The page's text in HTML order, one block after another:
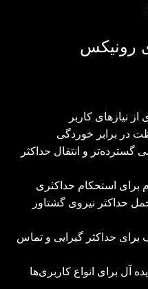
رونیکس
نیازهای کاربر
در برابر خوردگی
و انتقال حداکثر
برای استحکام حداکثری
حداکثر نیروی گشتاور
حداکثر گیرایی و تماس
آل برای انواع کاربری‌ها